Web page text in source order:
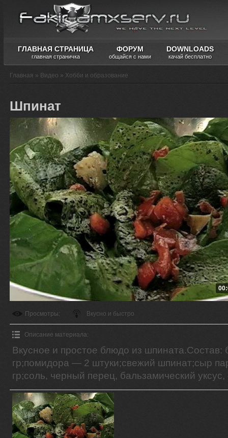
ГЛАВНАЯ СТРАНИЦА
главная страничка
ФОРУМ
общайся с нами
DOWNLOADS
качай бесплатно
Главная » Видео » Хобби и образование
Шпинат
Просмотры: Вкусно и быстро
Описание материала:
Вкусное и простое блюдо из
гр;помидора — 2 штуки;свежий шпинат;сыр
гр;соль, черный перец, бальзамический